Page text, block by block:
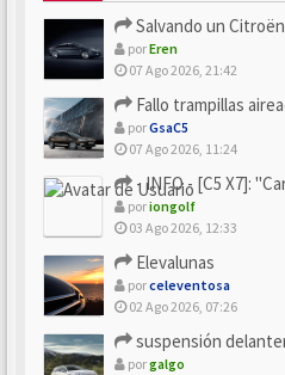
Salvando un Citroën C5 del
porEren
07 Ago 2026, 21:42
Fallo trampillas
porGsaC5
07 Ago 2026, 11:24
- INFO - [C5 X7]:
poriongolf
03 Ago 2026, 12:33
Elevalunas
porceleventosa
02 Ago 2026, 07:26
suspensión
porgalgo